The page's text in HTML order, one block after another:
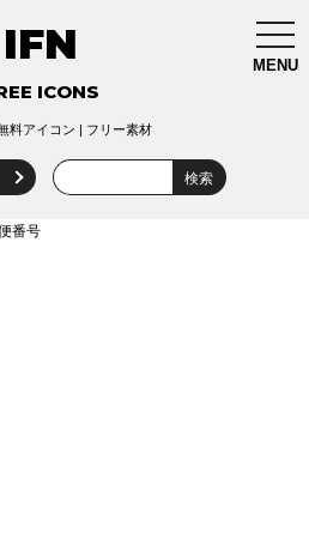
MENU
IFN
ICONS
料アイコン | フリー素材
番号